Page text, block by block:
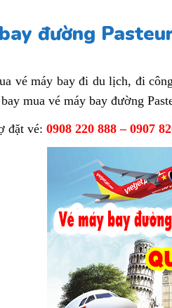
đường
vé máy bay đi du lịch, đi
mua vé máy bay đường
đặt vé: 0908 220 888 – 0907